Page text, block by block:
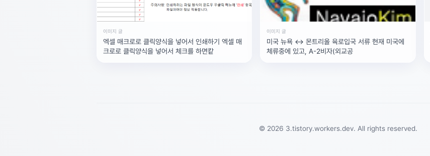
이미지 글
엑셀 매크로로 클릭양식을 넣어서 인쇄하기 엑셀 매
크로로 클릭양식을 넣어서 체크를 하면캍
이미지 글
미국 뉴욕 <-> 몬트리올 육로입국 서류 현재 미국에
체류중에 있고, A-2비자(외교공
© 2026 3.tistory.workers.dev. All rights reserved.